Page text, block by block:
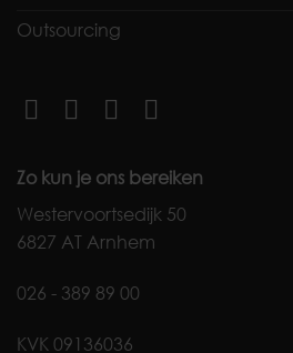
Outsourcing
Zo kun je ons bereiken
Westervoortsedijk 50
6827 AT Arnhem
026 - 389 89 00
KVK 09136036